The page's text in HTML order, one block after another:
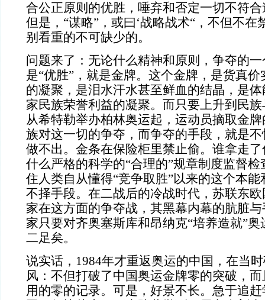
合公正原则的优胜，唾弃和否定一切不符
但是，“谋略”，或曰‘战略战术“，不但不在
别看重的不可缺少的。
问题来了：无论什么精神和原则，争夺的
是“优胜”，就是金牌。这个金牌，是货真
的凝聚，是泪水汗水甚至鲜血的结晶，是
家民族荣誉利益的凝聚。而只要上升到民
从希特勒举办柏林奥运起，运动员摘取金
族对这一切的争夺，而争夺的手段，就是
做不出。金条在保险柜里禁止偷。谁拿走
什么严格的科学的“合理的”规章制度监督
住人类自从懂得“竞争取胜”以来的这个本
不择手段。在二战后的冷战时代，苏联东
家在这方面的争夺战，其黑幕内幕的肮脏
家只要对齐奥塞斯库和昂纳克“培养造就”
二足矣。
说实话， 1984年才重返奥运的中国，在当
风：不但打破了中国奥运金牌零的突破，
用的零的记录。可是，好景不长。急于追